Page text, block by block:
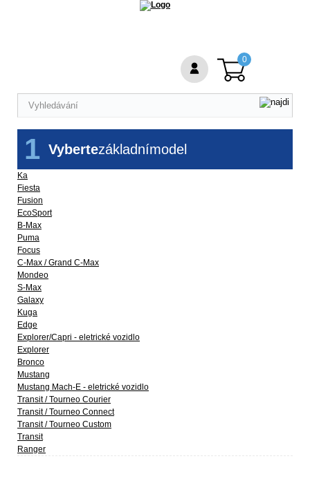
Vybertezákladnímodel
1
Ka
Fiesta
Fusion
EcoSport
B-Max
Puma
Focus
C-Max / Grand C-Max
Mondeo
S-Max
Galaxy
Kuga
Edge
Explorer/Capri - eletrické vozidlo
Explorer
Bronco
Mustang
Mustang Mach-E - eletrické vozidlo
Transit / Tourneo Courier
Transit / Tourneo Connect
Transit / Tourneo Custom
Transit
Ranger
0